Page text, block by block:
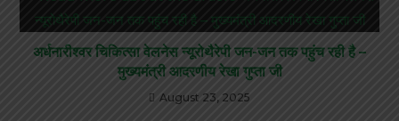
अर्धनारीश्वर चिकित्सा वेलनेस न्यूरोथैरेपी जन-जन तक पहुंच रही है –
मुख्यमंत्री आदरणीय रेखा गुप्ता जी
August 23, 2025